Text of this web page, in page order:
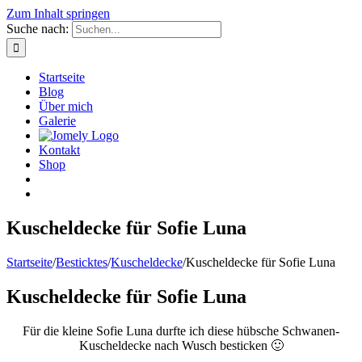
Zum Inhalt springen
Suche nach:
Startseite
Blog
Über mich
Galerie
Kontakt
Shop
Kuscheldecke für Sofie Luna
Startseite/Besticktes/Kuscheldecke/Kuscheldecke für Sofie Luna
Kuscheldecke für Sofie Luna
Für die kleine Sofie Luna durfte ich diese hübsche Schwanen-
Kuscheldecke nach Wusch besticken 🙂